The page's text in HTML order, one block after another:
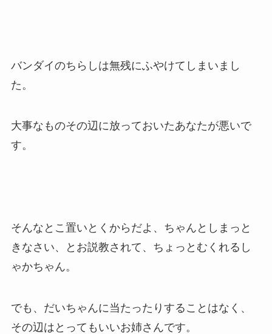
バンダイのちらしは無残にふやけてしまいまし
た。
大事なものその辺に放っておいたあなたが悪いで
す。
そんなとこ置いとくからだよ、ちゃんとしまっと
きなさい、とお説教されて、ちょっとむくれるし
ゃかちゃん。
でも、だいちゃんに当たったりすることはなく、
その辺はとってもいいお姉さんです。